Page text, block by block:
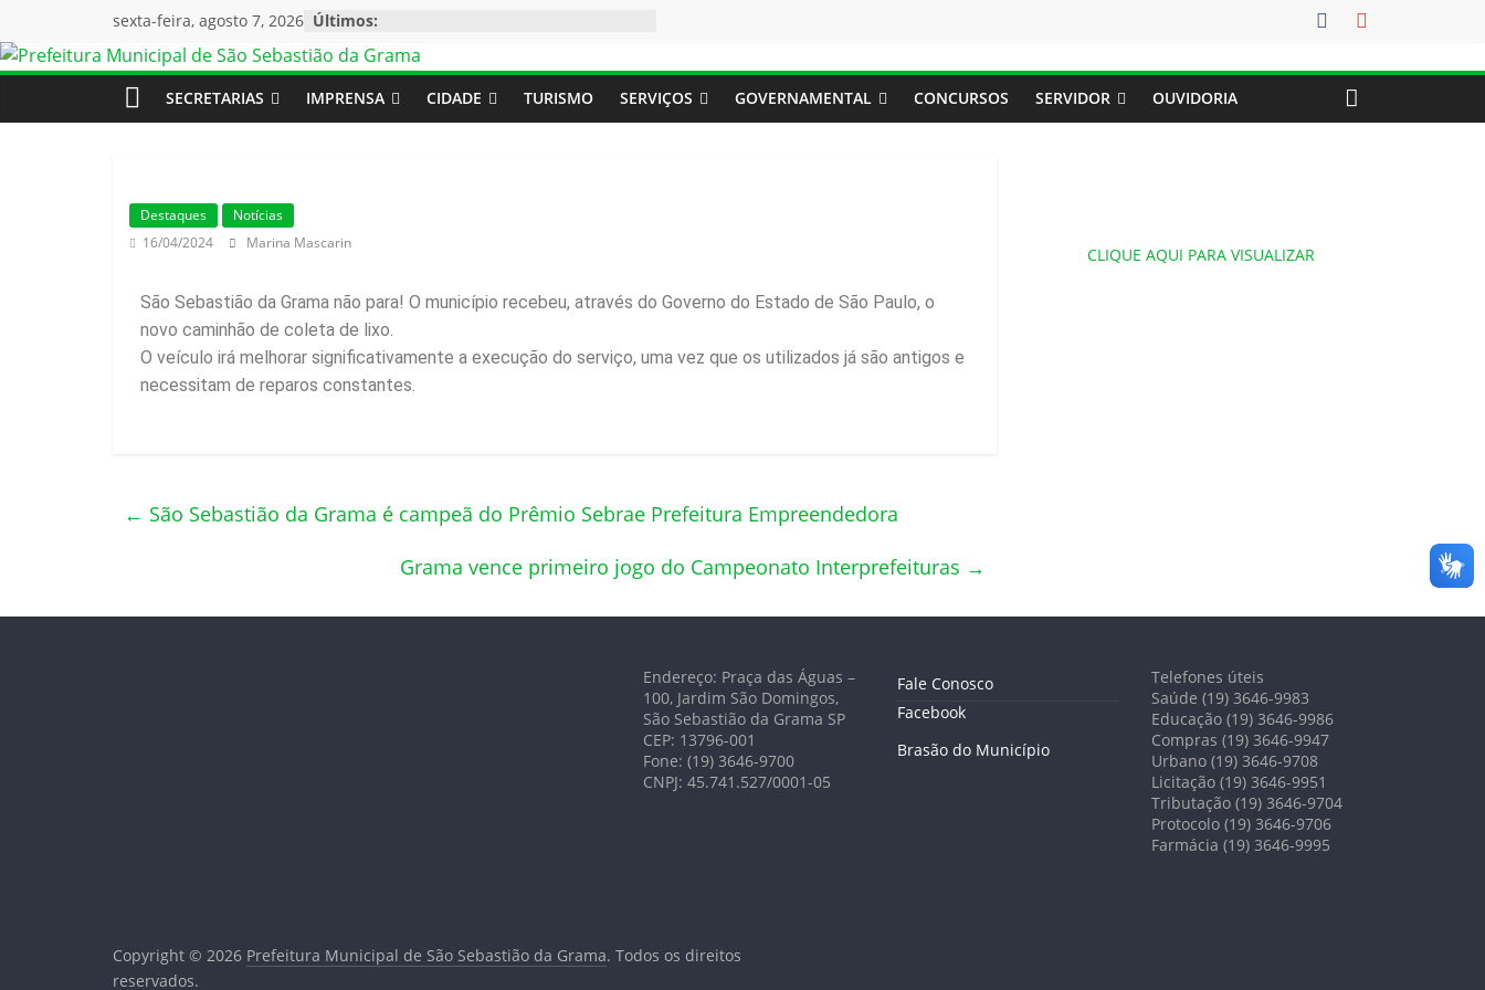
sexta-feira, agosto 7, 2026 Últimos:
SECRETARIAS IMPRENSA CIDADE TURISMO SERVIÇOS GOVERNAMENTAL CONCURSOS SERVIDOR OUVIDORIA
Destaques
Notícias
16/04/2024
Marina Mascarin
São Sebastião da Grama não para! O município recebeu, através do Governo do Estado de São Paulo, o
novo caminhão de coleta de lixo.
O veículo irá melhorar significativamente a execução do serviço, uma vez que os utilizados já são antigos e
necessitam de reparos constantes.
← São Sebastião da Grama é campeã do Prêmio Sebrae Prefeitura Empreendedora
Grama vence primeiro jogo do Campeonato Interprefeituras →
CLIQUE AQUI PARA VISUALIZAR
Endereço: Praça das Águas –
100, Jardim São Domingos,
São Sebastião da Grama SP
CEP: 13796-001
Fone: (19) 3646-9700
CNPJ: 45.741.527/0001-05
Fale Conosco
Facebook
Brasão do Município
Telefones úteis
Saúde (19) 3646-9983
Educação (19) 3646-9986
Compras (19) 3646-9947
Urbano (19) 3646-9708
Licitação (19) 3646-9951
Tributação (19) 3646-9704
Protocolo (19) 3646-9706
Farmácia (19) 3646-9995
Copyright © 2026 Prefeitura Municipal de São Sebastião da Grama. Todos os direitos
reservados.